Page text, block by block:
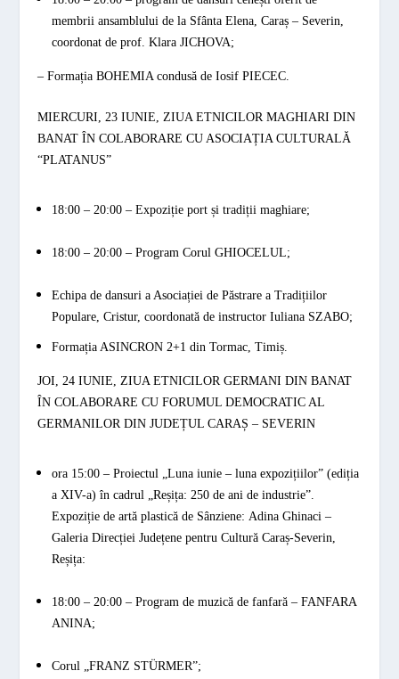
membriiansamblului de la Sfânta Elena , Caraș – Severin,
coordonat de prof. KlaraJICHOVA;
– FormațiaBOHEMIA condusă de Iosif PIECEC
MIERCURI, 23 IUNIE, ZIUA ETNICILOR MAGHIARI DIN
BANAT ÎN COLABORARE CU ASOCIAȚIA CULTURALĂ
“PLATANUS”
18:00 – 20:00 – Expoziție port și tradiții maghiare;
18:00 – 20:00 – ProgramCorulGHIOCELUL;
Echipa de dansuri a Asociației de Păstrare a Tradițiilor
Populare, Cristur, coordonată de instructor Iuliana SZABO;
Formația ASINCRON 2+1 din Tormac, Timiș.
JOI, 24 IUNIE, ZIUA ETNICILOR GERMANI DIN BANAT
ÎN COLABORARE CU FORUMUL DEMOCRATIC AL
GERMANILOR DIN JUDEȚUL CARAȘ – SEVERIN
ora 15:00 – Proiectul „Luna iunie – luna expozițiilor” (ediția
a XIV-a) în cadrul „Reșița: 250 de ani de industrie”.
Expoziție de artă plastică de Sânziene: Adina Ghinaci –
Galeria Direcției Județene pentru Cultură Caraș-Severin,
Reșița:
18:00 – 20:00 –Program de muzică de fanfară –FANFARA
ANINA;
Corul „FRANZ STÜRMER”;